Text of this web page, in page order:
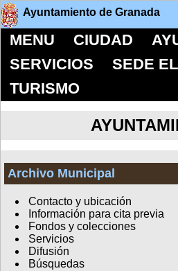
Ayuntamiento de Granada
MENU CIUDAD
SERVICIOS
SEDE
TURISMO
Archivo Municipal
Contacto y ubicación
Información para cita previa
Fondos y colecciones
Servicios
Difusión
Búsquedas